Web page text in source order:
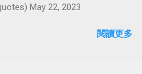
May 22, 2023
閱讀更多